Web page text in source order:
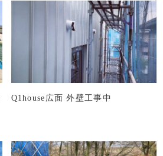
Q1house広面 外壁工事中